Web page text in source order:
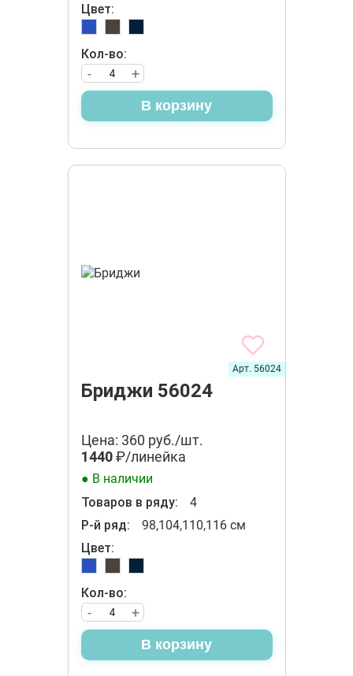
Цвет:
Кол-во:
+
-
В корзину
Бриджи 56024
Арт. 56024
Цена: 360 руб./шт.
1440₽/линейка
● В наличии
Товаров в ряду:
4
Р-й ряд:
98,104,110,116 см
Цвет:
Кол-во:
+
-
В корзину